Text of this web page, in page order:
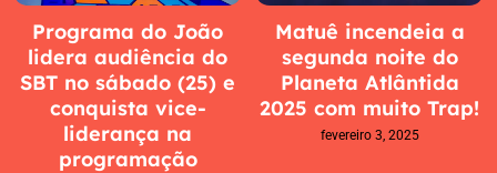
Programa do João
lidera audiência do
SBT no sábado (25) e
conquista vice-
liderança na
programação
Matuê incendeia a
segunda noite do
Planeta Atlântida
2025 com muito Trap!
fevereiro 3, 2025